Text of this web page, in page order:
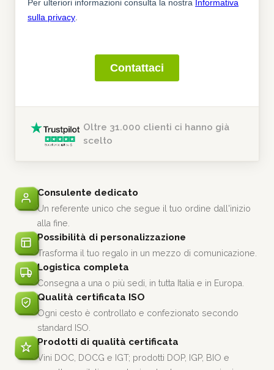
Oltre 31.000 clienti ci hanno già
scelto
Consulente dedicato
Un referente unico che segue il tuo ordine dall'inizio
alla fine.
Possibilità di personalizzazione
Trasforma il tuo regalo in un mezzo di comunicazione.
Logistica completa
Consegna a una o più sedi, in tutta Italia e in Europa.
Qualità certificata ISO
Ogni cesto è controllato e confezionato secondo
standard ISO.
Prodotti di qualità certificata
Vini DOC, DOCG e IGT; prodotti DOP, IGP, BIO e